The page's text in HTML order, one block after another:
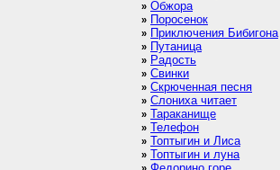
» Обжора
» Поросенок
» Приключения Бибигона
» Путаница
» Радость
» Свинки
» Скрюченная песня
» Слониха читает
» Тараканище
» Телефон
» Топтыгин и Лиса
» Топтыгин и луна